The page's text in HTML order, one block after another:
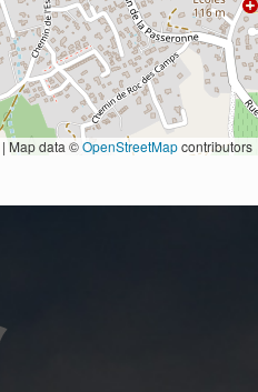
| Map data ©OpenStreetMapcontributors